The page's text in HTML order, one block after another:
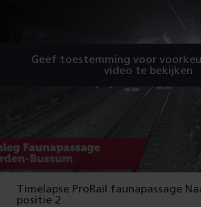
Timelapse ProRail faunapassage
positie 2
Geef toestemming voor
video te bekijken